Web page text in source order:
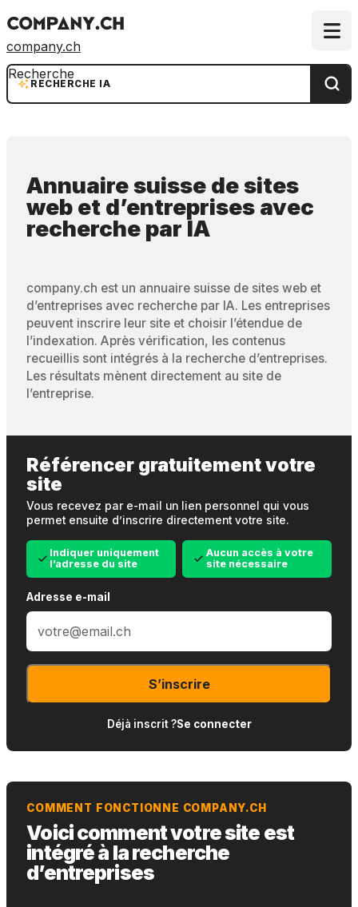
company.ch
RECHERCHE IA
Recherche
Annuaire suisse de sites
web et d’entreprises avec
recherche par IA
company.ch est un annuaire suisse de sites web et
d’entreprises avec recherche par IA. Les entreprises
peuvent inscrire leur site et choisir l’étendue de
l’indexation. Après vérification, les contenus
recueillis sont intégrés à la recherche d’entreprises.
Les résultats mènent directement au site de
l’entreprise.
Référencer gratuitement votre
site
Vous recevez par e-mail un lien personnel qui vous
permet ensuite d’inscrire directement votre site.
Indiquer uniquement
l’adresse du site
Aucun accès à votre
site nécessaire
Adresse e-mail
S’inscrire
Déjà inscrit ?Se connecter
COMMENT FONCTIONNE COMPANY.CH
Voici comment votre site est
intégré à la recherche
d’entreprises